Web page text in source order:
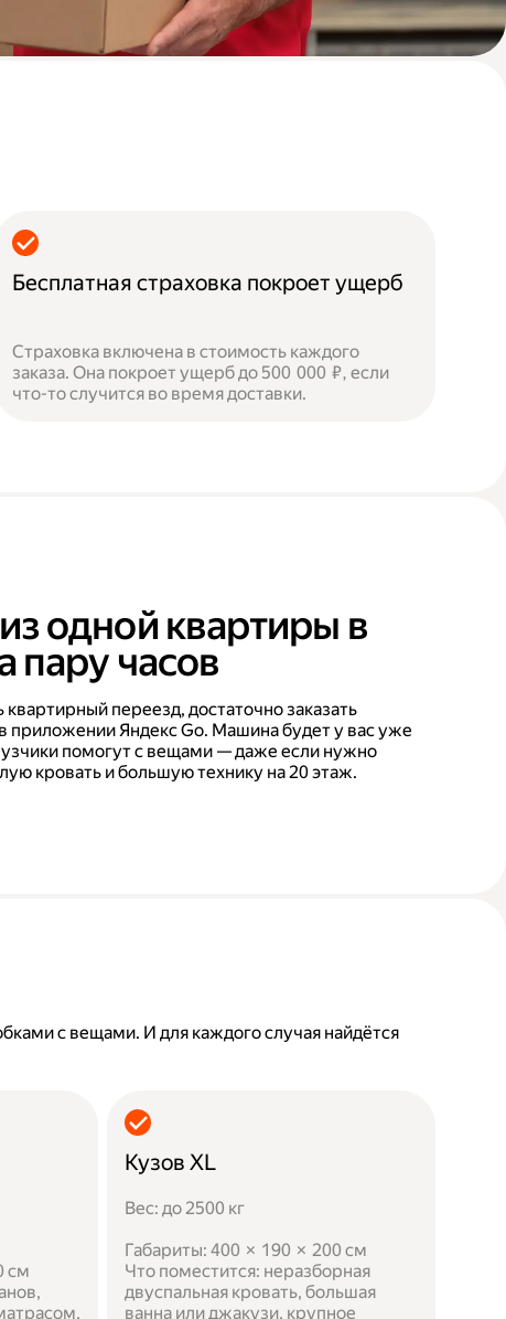
Бесплатная страховка покроет ущерб
Страховка включена в стоимость каждого
заказа. Она покроет ущерб до 500 000 ₽, если
что-то случится во время доставки.
одной квартиры в
пару часов
переезд, достаточно заказать
приложении Яндекс Go. Машина будет у вас уже
помогут с вещами — даже если нужно
кровать и большую технику на 20 этаж.
с вещами. И для каждого случая найдётся
см
Кузов XL
Вес: до 2500 кг
Габариты: 400 × 190 × 200 см
Что поместится: неразборная
двуспальная кровать, большая
ванна или джакузи, крупное